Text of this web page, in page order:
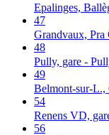
Epalinges,
47
Grandvaux, Pra
48
Pully, gare -
49
Belmont-sur-L.,
54
Renens VD,
56